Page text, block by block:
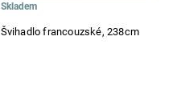
Švihadlo francouzské, 238cm
Skladem